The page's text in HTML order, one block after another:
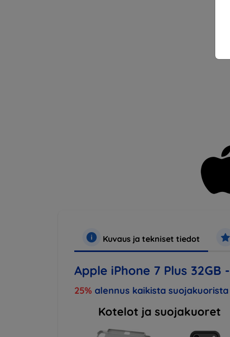
Kuvaus ja tekniset tiedot
Apple iPhone 7 Plus 32GB
25% alennus kaikista
Kotelot ja suojakuoret